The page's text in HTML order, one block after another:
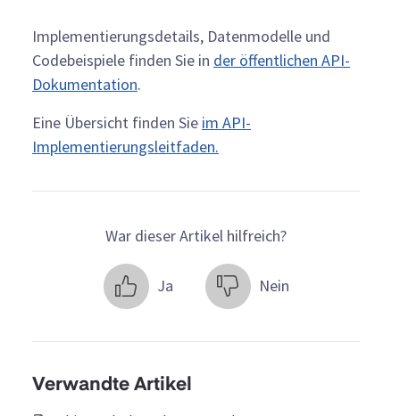
Implementierungsdetails, Datenmodelle und
Codebeispiele finden Sie in der öffentlichen API-
Dokumentation.
Eine Übersicht finden Sie im API-
Implementierungsleitfaden.
War dieser Artikel hilfreich?
Ja Nein
Verwandte Artikel